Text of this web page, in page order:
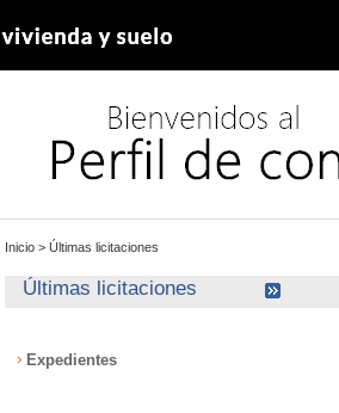
Inicio > Últimas licitaciones
Últimas licitaciones
Expedientes